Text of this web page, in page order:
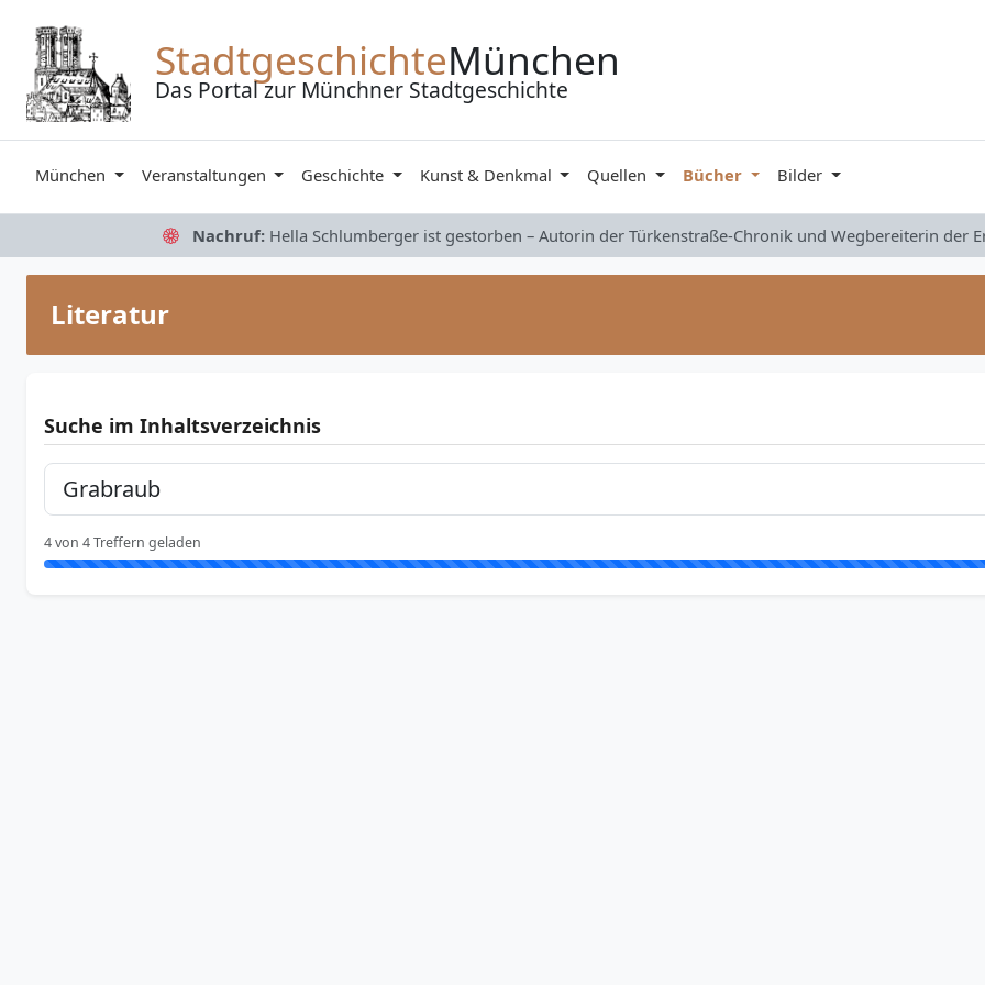
StadtgeschichteMünchen
Das Portal zur Münchner Stadtgeschichte
München Veranstaltungen Geschichte Kunst & Denkmal Quellen Bücher Bilder
Nachruf: Hella Schlumberger ist gestorben – Autorin der Türkenstraße-Chronik und Wegbereiterin der
Literatur
Suche im Inhaltsverzeichnis
4 von 4 Treffern geladen